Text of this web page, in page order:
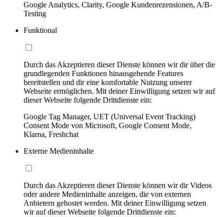
Google Analytics, Clarity, Google Kundenrezensionen, A/B-
Testing
Funktional
Durch das Akzeptieren dieser Dienste können wir dir über die
grundlegenden Funktionen hinausgehende Features
bereitstellen und dir eine komfortable Nutzung unserer
Webseite ermöglichen. Mit deiner Einwilligung setzen wir auf
dieser Webseite folgende Drittdienste ein:
Google Tag Manager, UET (Universal Event Tracking)
Consent Mode von Microsoft, Google Consent Mode,
Klarna, Freshchat
Externe Medieninhalte
Durch das Akzeptieren dieser Dienste können wir dir Videos
oder andere Medieninhalte anzeigen, die von externen
Anbietern gehostet werden. Mit deiner Einwilligung setzen
wir auf dieser Webseite folgende Drittdienste ein: